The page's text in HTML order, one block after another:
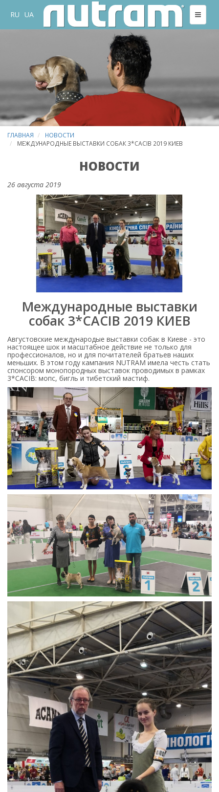
RU UA
ГЛАВНАЯ
НОВОСТИ
МЕЖДУНАРОДНЫЕ ВЫСТАВКИ СОБАК 3*CACIB 2019 КИЕВ
НОВОСТИ
26 августа 2019
Международные выставки
собак 3*CACIB 2019 КИЕВ
Августовские международые выставки собак в Киеве - это
настоящее шок и масштабное действие не только для
профессионалов, но и для почитателей братьев наших
меньших. В этом году кампания NUTRAM имела честь стать
спонсором монопородных выставок проводимых в рамках
3*CACIB: мопс, бигль и тибетский мастиф.